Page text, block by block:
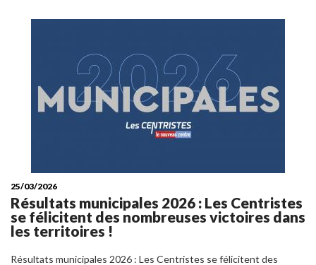
25/03/2026
Résultats municipales 2026 : Les Centristes
se félicitent des nombreuses victoires dans
les territoires !
Résultats municipales 2026 : Les Centristes se félicitent des